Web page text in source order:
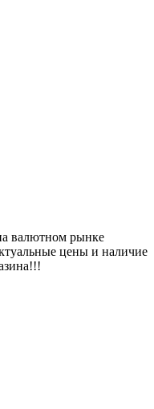
валютном рынке
цены и наличие